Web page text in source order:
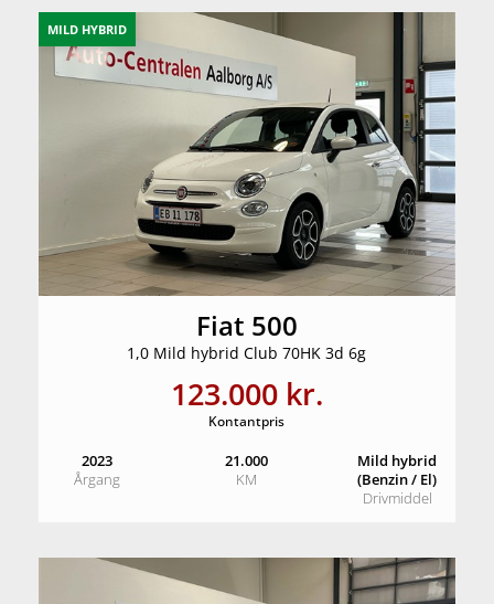
MILD HYBRID
Fiat 500
1,0 Mild hybrid Club 70HK 3d 6g
123.000 kr.
Kontantpris
2023
Årgang
21.000
KM
Mild hybrid
(Benzin / El)
Drivmiddel